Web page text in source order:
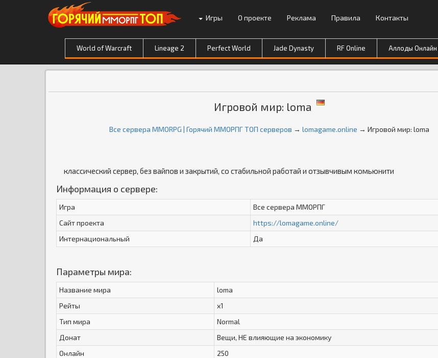
Игры О проекте Реклама Правила Контакты
World of Warcraft Lineage 2 Perfect World Jade Dynasty RF Online Аллоды Онлайн
Игровой мир: loma
Все сервера MMORPG | Горячий ММОРПГ ТОП серверов →lomagame.online → Игровой мир: loma
классический сервер, без вайпов и закрытий, со стабильной работай и отзывчивым комьюнити
Информация о сервере:
Игра
Все сервера ММОРПГ
Сайт проекта
https://lomagame.online/
Интернациональный
Да
Параметры мира:
Название мира
loma
Рейты
x1
Тип мира
Normal
Донат
Вещи, НЕ влияющие на экономику
Онлайн
250